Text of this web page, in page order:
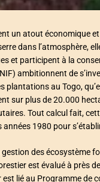
un atout économique
dans l’atmosphère,
et participent à la
ambitionnent de
au Togo,
sur plus de 20.000
Tout calcul fait,
1980 pour
des écosystème
est évalué à près
lié au Programme de